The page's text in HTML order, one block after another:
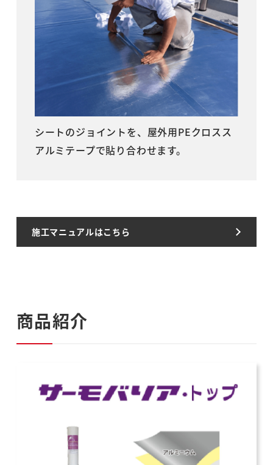
シートのジョイントを、屋外用PEクロスス
アルミテープで貼り合わせます。
施工マニュアルはこちら
商品紹介